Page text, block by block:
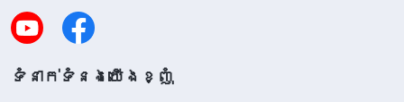
ទំនាក់​ទំនង​យើង​ខ្ញុំ